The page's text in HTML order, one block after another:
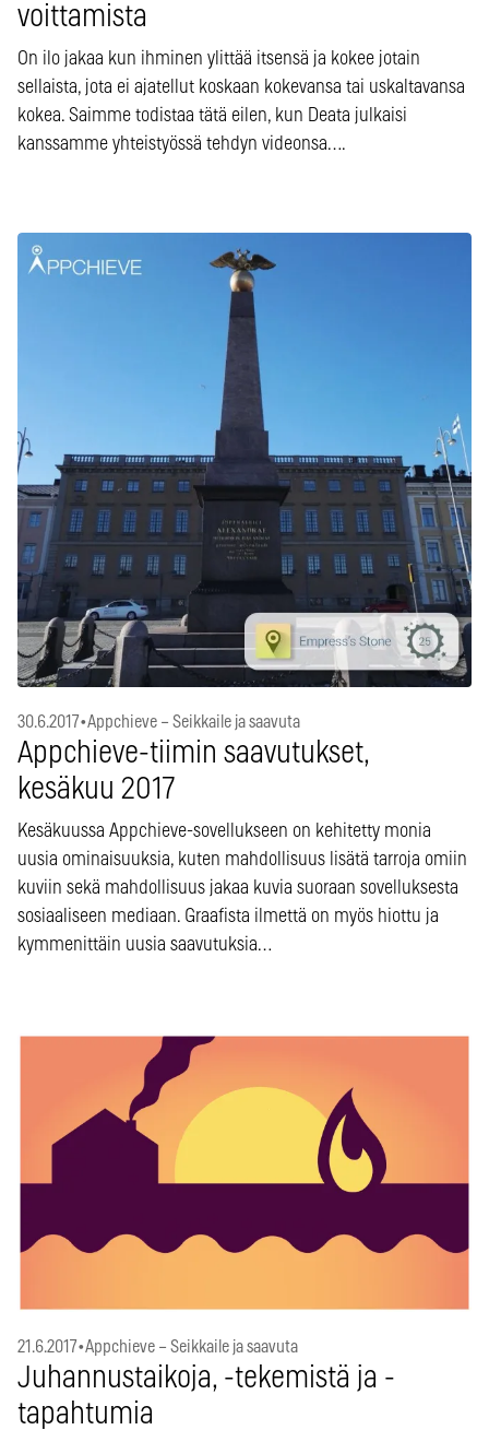
voittamista
On ilo jakaa kun ihminen ylittää itsensä ja kokee jotain
sellaista, jota ei ajatellut koskaan kokevansa tai uskaltavansa
kokea. Saimme todistaa tätä eilen, kun Deata julkaisi
kanssamme yhteistyössä tehdyn videonsa….
30.6.2017•Appchieve – Seikkaile ja saavuta
Appchieve-tiimin saavutukset,
kesäkuu 2017
Kesäkuussa Appchieve-sovellukseen on kehitetty monia
uusia ominaisuuksia, kuten mahdollisuus lisätä tarroja omiin
kuviin sekä mahdollisuus jakaa kuvia suoraan sovelluksesta
sosiaaliseen mediaan. Graafista ilmettä on myös hiottu ja
kymmenittäin uusia saavutuksia…
21.6.2017•Appchieve – Seikkaile ja saavuta
Juhannustaikoja, -tekemistä ja -
tapahtumia